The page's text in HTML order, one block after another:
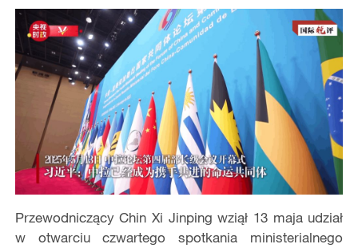
Przewodniczący Chin Xi Jinping wziął 13 maja udział
w otwarciu czwartego spotkania ministerialnego